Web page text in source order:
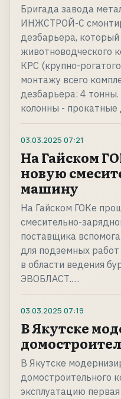
Бригада завода
ИНЖСТРОЙ-С
дезбарьера, который
животноводческого
КРС (крупно-
монтажу всего
дезбарьера: 4 тонны.
колонны -
03.03.2025 07:21
На Гайском
новую
машину
На Гайском ГОКе
смесительно-
поставщика
для подземных
в области ведения
ЭВОБЛАСТ.…
03.03.2025 07:19
В Якутске
В Якутске
домостроительного
эксплуатацию